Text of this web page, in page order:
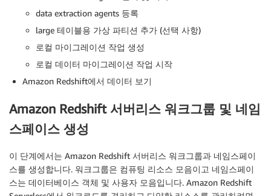
data extraction agents 등록
large 테이블용 가상 파티션 추가 (선택 사항)
로컬 마이그레이션 작업 생성
로컬 데이터 마이그레이션 작업 시작
Amazon Redshift에서 데이터 보기
Amazon Redshift 서버리스 워크그룹 및 네임
스페이스 생성
이 단계에서는 Amazon Redshift 서버리스 워크그룹과 네임스페이
스를 생성합니다. 워크그룹은 컴퓨팅 리소스 모음이고 네임스페이
스는 데이터베이스 객체 및 사용자 모음입니다. Amazon Redshift